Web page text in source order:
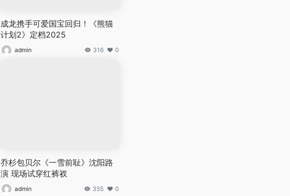
成龙携手可爱国宝回归！《熊猫
计划2》定档2025
admin 316 0
乔杉包贝尔《一雪前耻》沈阳路
演 现场试穿红裤衩
admin 355 0